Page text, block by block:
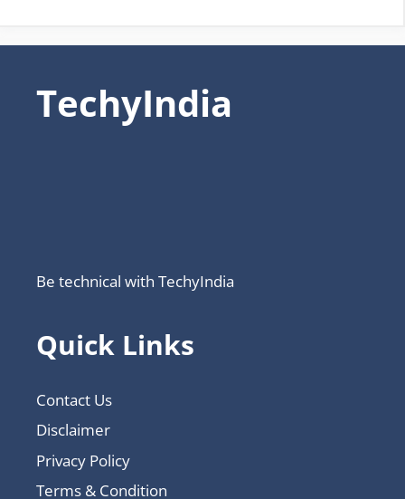
TechyIndia
Be technical with TechyIndia
Quick Links
Contact Us
Disclaimer
Privacy Policy
Terms & Condition